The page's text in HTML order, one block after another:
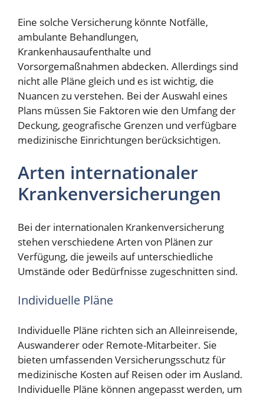
Eine solche Versicherung könnte Notfälle,
ambulante Behandlungen,
Krankenhausaufenthalte und
Vorsorgemaßnahmen abdecken. Allerdings sind
nicht alle Pläne gleich und es ist wichtig, die
Nuancen zu verstehen. Bei der Auswahl eines
Plans müssen Sie Faktoren wie den Umfang der
Deckung, geografische Grenzen und verfügbare
medizinische Einrichtungen berücksichtigen.
Arten internationaler
Krankenversicherungen
Bei der internationalen Krankenversicherung
stehen verschiedene Arten von Plänen zur
Verfügung, die jeweils auf unterschiedliche
Umstände oder Bedürfnisse zugeschnitten sind.
Individuelle Pläne
Individuelle Pläne richten sich an Alleinreisende,
Auswanderer oder Remote-Mitarbeiter. Sie
bieten umfassenden Versicherungsschutz für
medizinische Kosten auf Reisen oder im Ausland.
Individuelle Pläne können angepasst werden, um